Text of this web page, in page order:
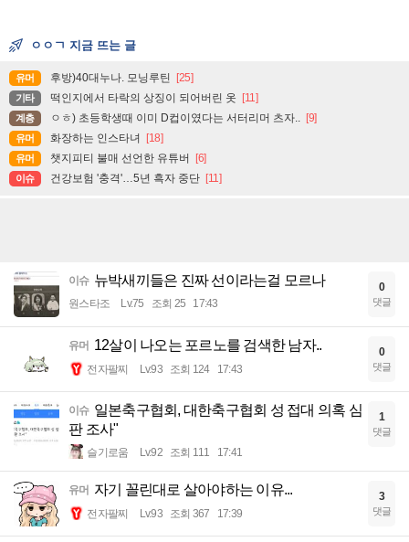
ㅇㅇㄱ 지금 뜨는 글
유머 후방)40대누나. 모닝루틴 [25]
기타 떡인지에서 타락의 상징이 되어버린 옷 [11]
계층 ㅇㅎ) 초등학생때 이미 D컵이였다는 서터리머 츠자.. [9]
유머 화장하는 인스타녀 [18]
유머 챗지피티 불매 선언한 유튜버 [6]
이슈 건강보험 '충격'…5년 흑자 중단 [11]
이슈 뉴박새끼들은 진짜 선이라는걸 모르나
원스타조 Lv.75 조회 25 17:43
0
댓글
유머 12살이 나오는 포르노를 검색한 남자..
전자팔찌 Lv.93 조회 124 17:43
0
댓글
이슈 일본축구협회, 대한축구협회 성 접대 의혹 심
판 조사"
슬기로움 Lv.92 조회 111 17:41
1
댓글
유머 자기 꼴린대로 살아야하는 이유...
전자팔찌 Lv.93 조회 367 17:39
3
댓글